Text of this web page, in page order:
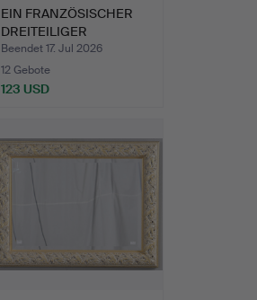
EIN FRANZÖSISCHER
DREITEILIGER
VERGOLDETER…
Beendet 17. Jul 2026
12 Gebote
123 USD